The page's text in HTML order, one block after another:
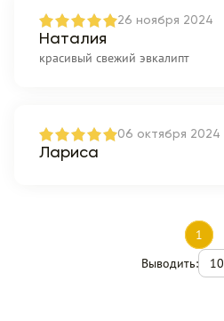
26 ноября 2024
Наталия
красивый свежий эвкалипт
06 октября 2024
Лариса
1
Выводить:
10